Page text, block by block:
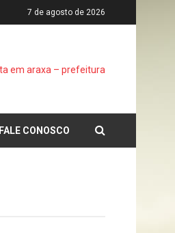
7 de agosto de 2026
FALE CONOSCO